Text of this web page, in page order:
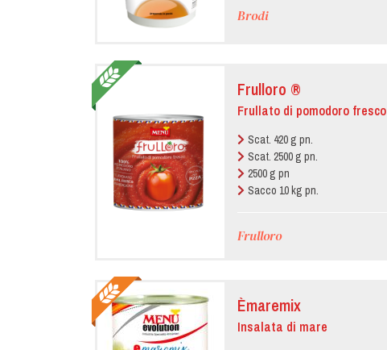
Brodi
Frulloro ®
Frullato di pomodoro fresco
Scat. 420 g pn.
Scat. 2500 g pn.
2500 g pn
Sacco 10 kg pn.
Frulloro
Èmaremix
Insalata di mare